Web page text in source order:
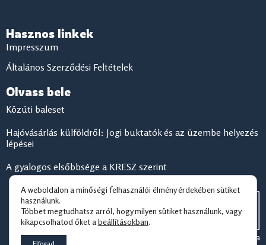
Hasznos linkek
Impresszum
Általános Szerződési Feltételek
Olvass bele
Közúti baleset
Hajóvásárlás külföldről: Jogi buktatók és az üzembe helyezés
lépései
A gyalogos elsőbbsége a KRESZ szerint
© 2026 Jogzóna
A weboldalon a minőségi felhasználói élmény érdekében sütiket
használunk.
Többet megtudhatsz arról, hogy milyen sütiket használunk, vagy
kikapcsolhatod őket a beállításokban.